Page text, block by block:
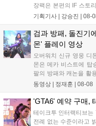
장팩은 본편의 IF 스토
규 참전작과 크로스오
하는 몰입감 있는 서사
새로운 가능성을 제시했
기획기사 | 강승진 | 08-
검과 방패, 돌진기
몬' 플레이 영상
오버워치 신규 영웅 디
몬은 메카 비스트에 탑
팔의 방패와 캐논을 활
참격 형태의 궁극기를
산의 영웅들 업데이트
동영상 | 정재훈 | 08-08
'GTA6' 예약 구매,
테이크투 인터랙티브는
전례 없는 수준이라고